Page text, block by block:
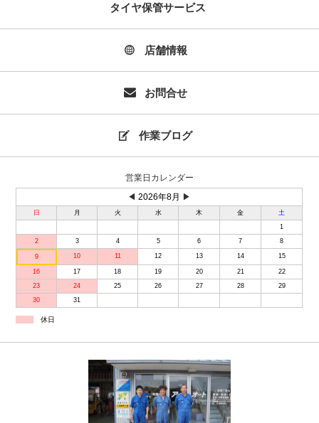
タイヤ保管サービス
店舗情報
お問合せ
作業ブログ
営業日カレンダー
◀ 2026年8月 ▶
日 月 火 水 木 金
土
1
2
3 4 5 6 7 8
9 10 11 12 13 14 15
16 17 18 19 20 21
22
23
24 25 26 27 28
29
30
31
休日